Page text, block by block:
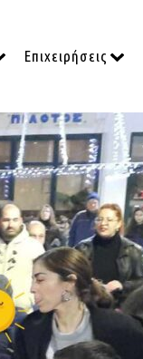
Επιχειρήσεις